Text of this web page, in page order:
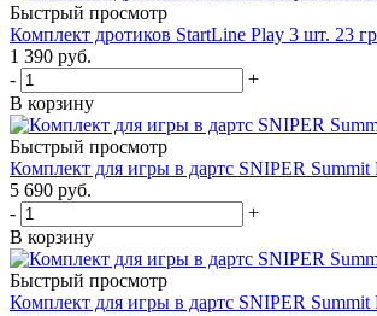
Быстрый просмотр
Комплект дротиков StartLine Play 3 шт. 23
1 390 руб.
-
+
В корзину
Быстрый просмотр
Комплект для игры в дартс SNIPER Summit
5 690 руб.
-
+
В корзину
Быстрый просмотр
Комплект для игры в дартс SNIPER Summit